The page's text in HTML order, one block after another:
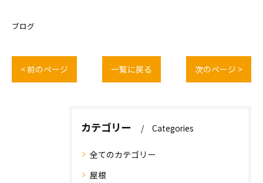
ブログ
< 前のページ 一覧に戻る 次のページ >
カテゴリー Categories
全てのカテゴリー
屋根